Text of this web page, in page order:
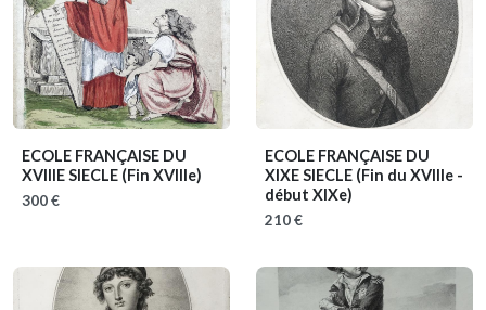
ECOLE FRANÇAISE DU
XVIIIE SIECLE (Fin XVIIIe)
300 €
ECOLE FRANÇAISE DU
XIXE SIECLE (Fin du XVIIIe -
début XIXe)
210 €